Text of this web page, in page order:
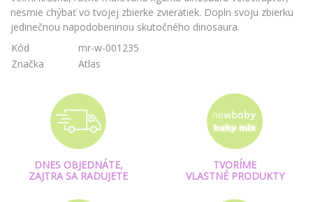
nesmie chýbať vo tvojej zbierke zvieratiek. Dopln svoju zbierku
jedinečnou napodobeninou skutočného dinosaura.
Kód
mr-w-001235
Značka
Atlas
DNES OBJEDNÁTE,
ZAJTRA SA RADUJETE
TVORÍME
VLASTNÉ PRODUKTY